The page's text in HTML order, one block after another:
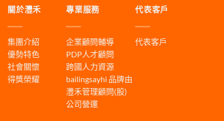
關於灃禾
集團介紹
優勢特色
社會關懷
得獎榮耀
專業服務
企業顧問輔導
PDP人才顧問
跨國人力資源
bailingsayhi 品牌由
灃禾管理顧問(股)
公司營運
代表客戶
代表客戶